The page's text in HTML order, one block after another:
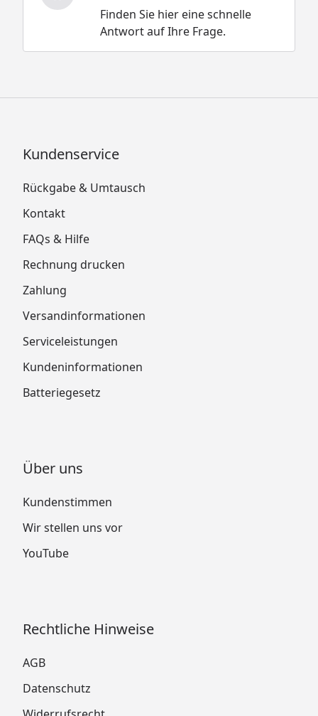
Finden Sie hier eine schnelle
Antwort auf Ihre Frage.
Kundenservice
Rückgabe & Umtausch
Kontakt
FAQs & Hilfe
Rechnung drucken
Zahlung
Versandinformationen
Serviceleistungen
Kundeninformationen
Batteriegesetz
Über uns
Kundenstimmen
Wir stellen uns vor
YouTube
Rechtliche Hinweise
AGB
Datenschutz